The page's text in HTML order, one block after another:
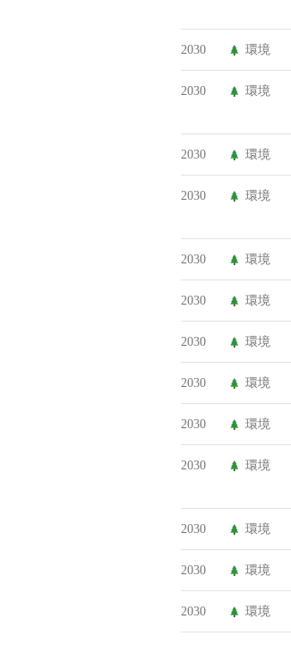
2030 環境
2030 環境
2030 環境
2030 環境
2030 環境
2030 環境
2030 環境
2030 環境
2030 環境
2030 環境
2030 環境
2030 環境
2030 環境